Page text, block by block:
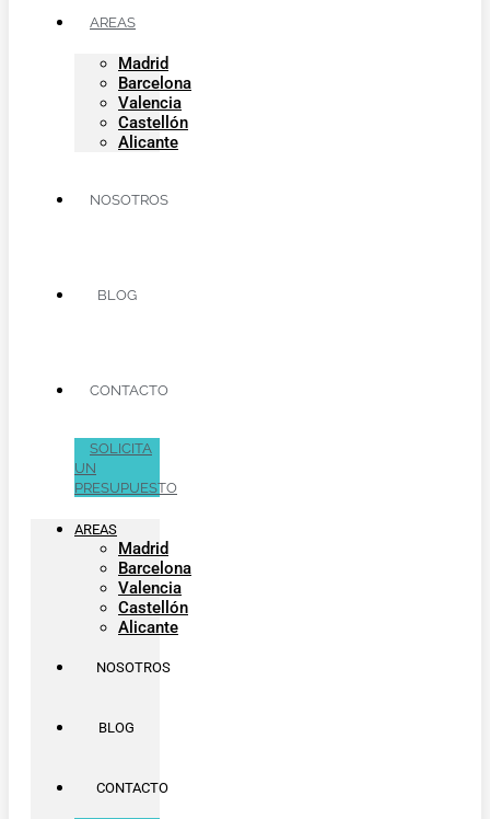
AREAS
Madrid
Barcelona
Valencia
Castellón
Alicante
NOSOTROS
BLOG
CONTACTO
SOLICITA
UN
PRESUPUESTO
AREAS
Madrid
Barcelona
Valencia
Castellón
Alicante
NOSOTROS
BLOG
CONTACTO